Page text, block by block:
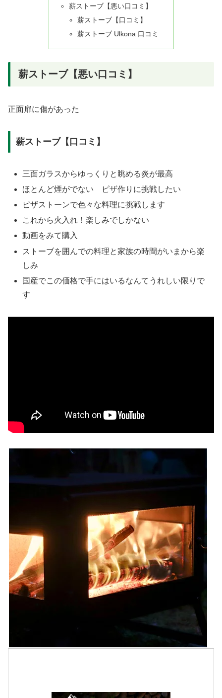
薪ストーブ【悪い口コミ】
薪ストーブ【口コミ】
薪ストーブ Ulkona 口コミ
薪ストーブ【悪い口コミ】
正面扉に傷があった
薪ストーブ【口コミ】
三面ガラスからゆっくりと眺める炎が最高
ほとんど煙がでない ピザ作りに挑戦したい
ピザストーンで色々な料理に挑戦します
これから火入れ！楽しみでしかない
動画をみて購入
ストーブを囲んでの料理と家族の時間がいまから楽
しみ
国産でこの価格で手にはいるなんてうれしい限りで
す